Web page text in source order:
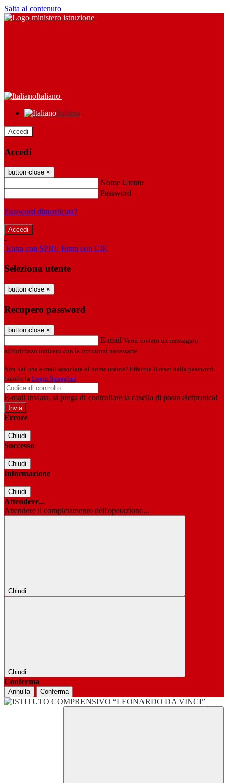
Salta al contenuto
Italiano
Italiano
Accedi
Accedi
button close ×
Nome Utente
Password
Password dimenticata?
-
Entra con SPID Entra con CIE
Seleziona utente
button close ×
Recupero password
button close ×
E-mail Verrà inviato un messaggio
all'indirizzo indicato con le istruzioni necessarie.
Non hai una e-mail associata al nome utente? Effettua il reset della password
tramite la Login Spaggiari
E-mail inviata, si prega di controllare la casella di posta elettronica!
Errore
Chiudi
Successo
Chiudi
Informazione
Chiudi
Attendere...
Attendere il completamento dell'operazione...
Chiudi
Chiudi
Conferma
Annulla Conferma